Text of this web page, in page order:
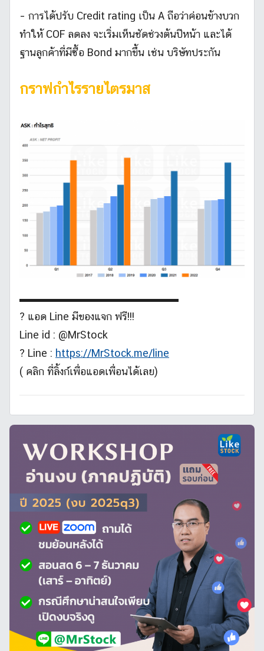
– การได้ปรับ Credit rating เป็น A ถือว่าค่อนข้างบวก
ทำให้ COF ลดลง จะเริ่มเห็นชัดช่วงต้นปีหน้า และได้
ฐานลูกค้าที่มีซื้อ Bond มากขึ้น เช่น บริษัทประกัน
กราฟกำไรรายไตรมาส
▬▬▬▬▬▬▬▬▬▬▬▬▬▬▬
? แอด Line มีของแจก ฟรี!!!
Line id : @MrStock
? Line : https://MrStock.me/line
( คลิก ที่ลิ้งก์เพื่อแอดเพื่อนได้เลย)
บ
ม
หุ้